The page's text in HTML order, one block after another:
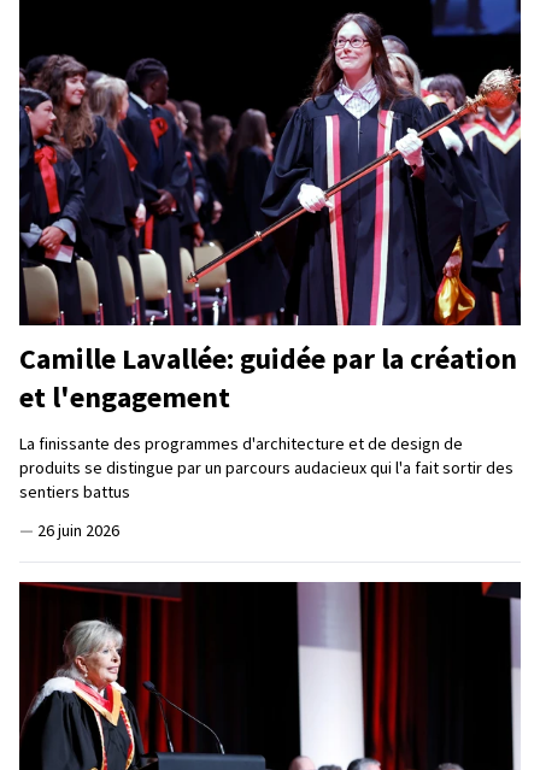
Camille Lavallée: guidée par la création
et l'engagement
La finissante des programmes d'architecture et de design de
produits se distingue par un parcours audacieux qui l'a fait sortir des
sentiers battus
— 26 juin 2026